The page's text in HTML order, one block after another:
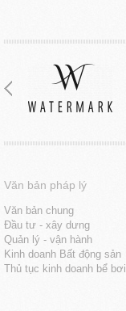
Văn bản pháp lý
Văn bản chung
Đầu tư - xây dưng
Quản lý - vận hành
Kinh doanh Bất động sản
Thủ tục kinh doanh bể bơi